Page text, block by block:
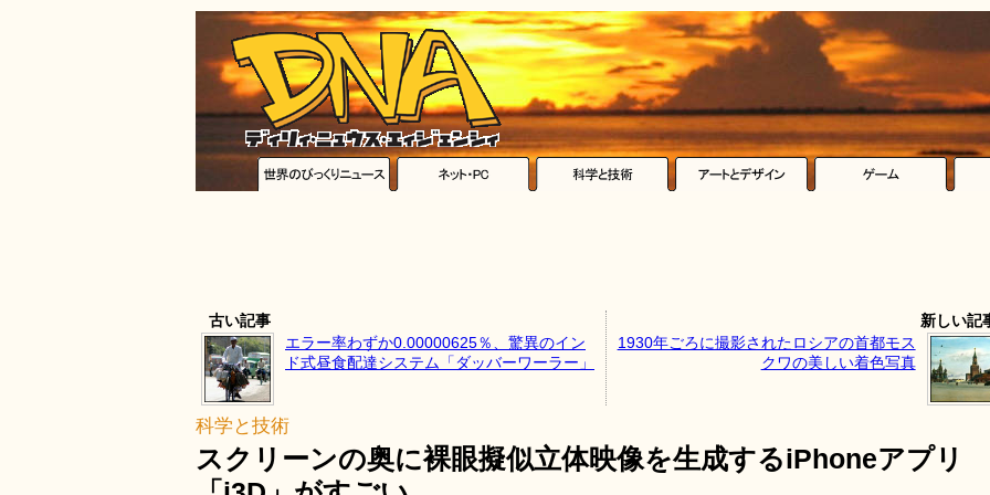
古い記事
エラー率わずか0.00000625％、驚異のイン
ド式昼食配達システム「ダッバーワーラー」
新しい記
1930年ごろに撮影されたロシアの首都モス
クワの美しい着色写真
科学と技術
スクリーンの奥に裸眼擬似立体映像を生成するiPhoneアプリ